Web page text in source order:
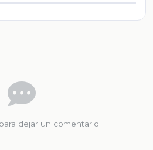
para dejar un comentario.